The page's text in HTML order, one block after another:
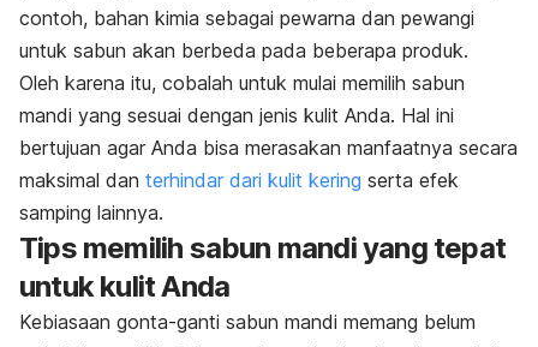
contoh, bahan kimia sebagai pewarna dan pewangi
untuk sabun akan berbeda pada beberapa produk.
Oleh karena itu, cobalah untuk mulai memilih sabun
mandi yang sesuai dengan jenis kulit Anda. Hal ini
bertujuan agar Anda bisa merasakan manfaatnya secara
maksimal dan terhindar dari kulit kering serta efek
samping lainnya.
Tips memilih sabun mandi yang tepat
untuk kulit Anda
Kebiasaan gonta-ganti sabun mandi memang belum